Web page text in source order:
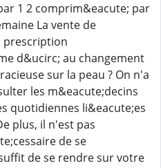
1 2 comprim&eacute; par
La vente de
prescription
d&ucirc; au changement
sur la peau ? On n'a
les m&eacute;decins
quotidiennes li&eacute;es
plus, il n'est pas
de se
de se rendre sur votre